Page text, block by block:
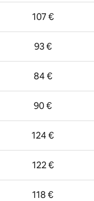
107 €
93 €
84 €
90 €
124 €
122 €
118 €